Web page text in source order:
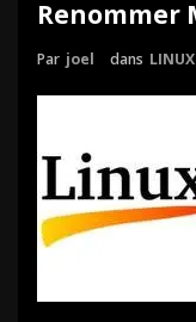
Renommer
Par joel dans LINUX